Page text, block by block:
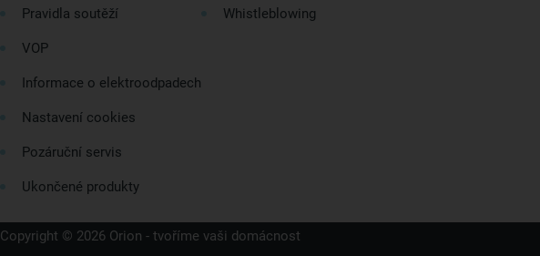
Pravidla soutěží
VOP
Informace o elektroodpadech
Nastavení cookies
Pozáruční servis
Ukončené produkty
Whistleblowing
Copyright © 2026 Orion - tvoříme vaši domácnost